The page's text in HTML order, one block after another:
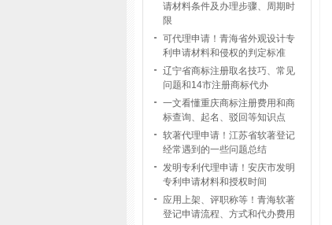
请材料条件及办理步骤、周期时
限
可代理申请！青海省外观设计专
利申请材料和侵权的判定标准
辽宁省商标注册取名技巧、常见
问题和14市注册商标代办
一文看懂重庆商标注册费用和商
标查询、起名、驳回等知识点
软著代理申请！江苏省软著登记
经常遇到的一些问题总结
发明专利代理申请！安庆市发明
专利申请材料和授权时间
应用上架、评职称等！青海软著
登记申请流程、方式和代办费用